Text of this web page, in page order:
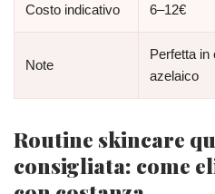
Costo indicativo 6–12€
Note
Perfetta in
azelaico
Routine skincare
consigliata: come